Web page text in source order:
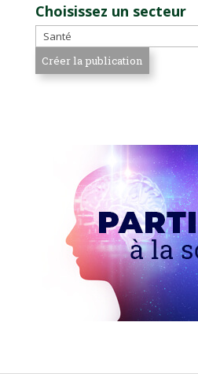
Choisissez un secteur